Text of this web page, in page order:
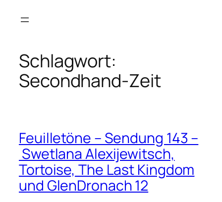
Inhalt
Schlagwort:
Secondhand-Zeit
Feuilletöne – Sendung 143 –
Swetlana Alexijewitsch,
Tortoise, The Last Kingdom
und GlenDronach 12